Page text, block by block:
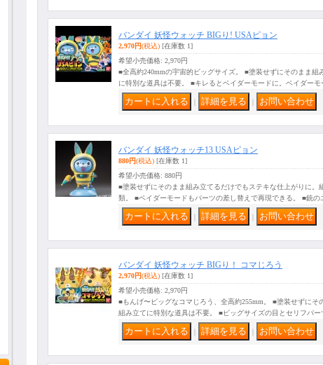
バンダイ 妖怪ウォッチ BIGり! USAピョン
2,970円(税込) [在庫数 1]
希望小売価格: 2,970円
■全高約240mmの宇宙的ビッグサイズ。 ■塗装せずにそのまま
に特別な道具は不要。 ■キレるとベイダーモードに。ベイダー
バンダイ 妖怪ウォッチ13 USAピョン
880円(税込) [在庫数 1]
希望小売価格: 880円
■塗装せずにそのまま組み立てるだけでもステキな仕上がりに
類。 ■ベイダーモードもパーツの差し替えで再現できる。 ■銃の
バンダイ 妖怪ウォッチ BIGり！ コマじろう
2,970円(税込) [在庫数 1]
希望小売価格: 2,970円
■もんげ〜ビッグなコマじろう、全高約255mm。 ■塗装せずにそ
組み立てに特別な道具は不要。 ■ビッグサイズの目とセリフパ